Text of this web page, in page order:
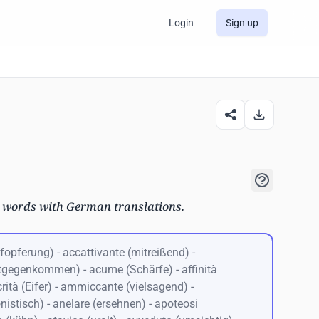
Login Sign up
with German translations.